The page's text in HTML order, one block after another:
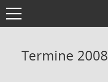
Toggle navigation
Termine 2008